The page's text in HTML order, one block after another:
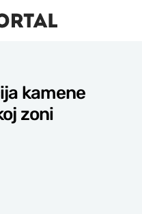
kamene
zoni